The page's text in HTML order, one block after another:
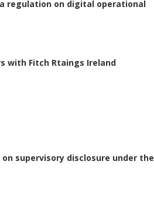
regulation on digital operational
with Fitch Rtaings Ireland
supervisory disclosure under the